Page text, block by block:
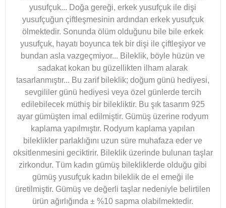
yusufçuk... Doğa gereği, erkek yusufçuk ile dişi
yusufçuğun çiftleşmesinin ardından erkek yusufçuk
ölmektedir. Sonunda ölüm olduğunu bile bile erkek
yusufçuk, hayatı boyunca tek bir dişi ile çiftleşiyor ve
bundan asla vazgeçmiyor... Bileklik, böyle hüzün ve
sadakat kokan bu güzellikten ilham alarak
tasarlanmıştır... Bu zarif bileklik; doğum günü hediyesi,
sevgililer günü hediyesi veya özel günlerde tercih
edilebilecek müthiş bir bilekliktir. Bu şık tasarım 925
ayar gümüşten imal edilmiştir. Gümüş üzerine rodyum
kaplama yapılmıştır. Rodyum kaplama yapılan
bileklikler parlaklığını uzun süre muhafaza eder ve
oksitlenmesini geciktirir. Bileklik üzerinde bulunan taşlar
zirkondur. Tüm kadın gümüş bilekliklerde olduğu gibi
gümüş yusufçuk kadın bileklik de el emeği ile
üretilmiştir. Gümüş ve değerli taşlar nedeniyle belirtilen
ürün ağırlığında ± %10 sapma olabilmektedir.